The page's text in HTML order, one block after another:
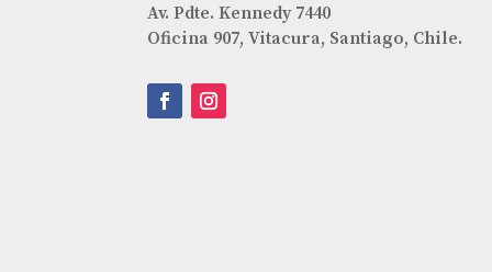
Av. Pdte. Kennedy 7440
Oficina 907, Vitacura, Santiago, Chile.